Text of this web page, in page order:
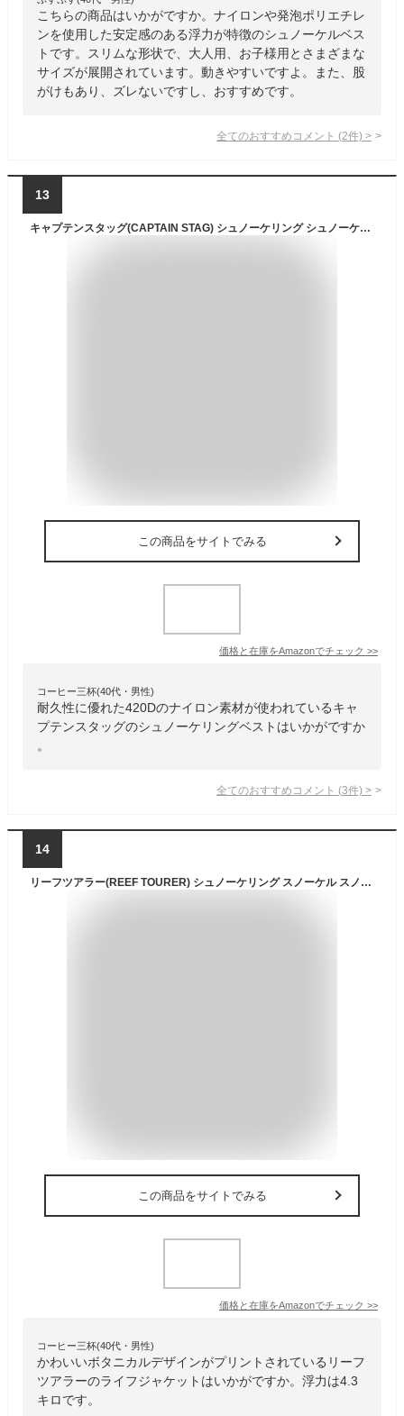
こちらの商品はいかがですか。ナイロンや発泡ポリエチレ
ンを使用した安定感のある浮力が特徴のシュノーケルベス
トです。スリムな形状で、大人用、お子様用とさまざまな
サイズが展開されています。動きやすいですよ。また、股
がけもあり、ズレないですし、おすすめです。
全てのおすすめコメント (2件) >
13
キャプテンスタッグ(CAPTAIN STAG) シュノーケリング シュノーケル スノーケリングベスト スリム タン Mサイズ UX-4505
この商品をサイトでみる
価格と在庫をAmazonでチェック >>
コーヒー三杯(40代・男性)
耐久性に優れた420Dのナイロン素材が使われているキャ
プテンスタッグのシュノーケリングベストはいかがですか
。
全てのおすすめコメント (3件) >
14
リーフツアラー(REEF TOURER) シュノーケリング スノーケル スノーケリングベスト スリム スモークピンク Mサイズ RA0402
この商品をサイトでみる
価格と在庫をAmazonでチェック >>
コーヒー三杯(40代・男性)
かわいいボタニカルデザインがプリントされているリーフ
ツアラーのライフジャケットはいかがですか。浮力は4.3
キロです。